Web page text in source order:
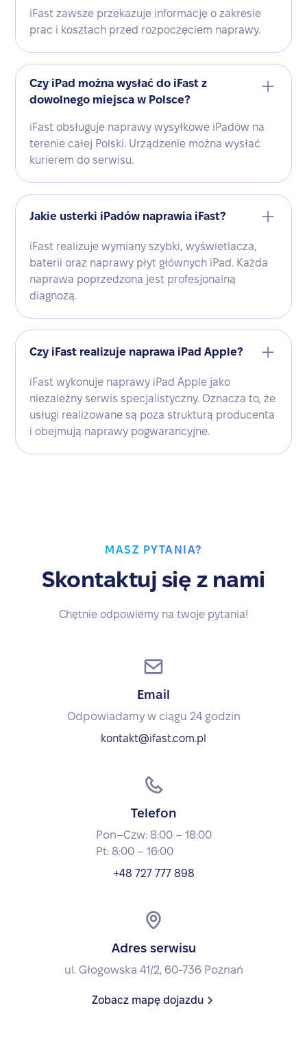
iFast zawsze przekazuje informację o zakresie
prac i kosztach przed rozpoczęciem naprawy.
Czy iPad można wysłać do iFast z
dowolnego miejsca w Polsce?
iFast obsługuje naprawy wysyłkowe iPadów na
terenie całej Polski. Urządzenie można wysłać
kurierem do serwisu.
Jakie usterki iPadów naprawia iFast?
iFast realizuje wymiany szybki, wyświetlacza,
baterii oraz naprawy płyt głównych iPad. Każda
naprawa poprzedzona jest profesjonalną
diagnozą.
Czy iFast realizuje naprawa iPad Apple?
iFast wykonuje naprawy iPad Apple jako
niezależny serwis specjalistyczny. Oznacza to, że
usługi realizowane są poza strukturą producenta
i obejmują naprawy pogwarancyjne.
MASZ PYTANIA?
Skontaktuj się z nami
Chętnie odpowiemy na twoje pytania!
Email
Odpowiadamy w ciągu 24 godzin
kontakt@ifast.com.pl
Telefon
Pon–Czw: 8:00 – 18:00
Pt: 8:00 – 16:00
+48 727 777 898
Adres serwisu
ul. Głogowska 41/2, 60-736 Poznań
Zobacz mapę dojazdu